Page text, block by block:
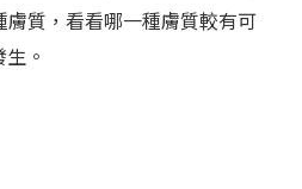
質，看看哪一種膚質較有可
。